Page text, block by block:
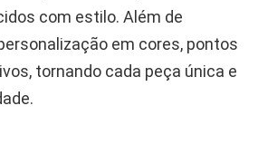
com estilo. Além de
em cores, pontos
tornando cada peça única e